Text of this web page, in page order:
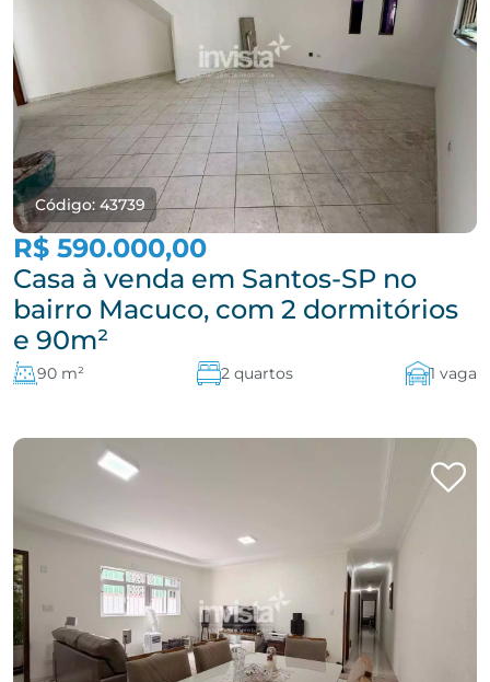
Código: 43739
R$ 590.000,00
Casa à venda em Santos-SP no
bairro Macuco, com 2 dormitórios
e 90m²
90 m² 2 quartos 1 vaga